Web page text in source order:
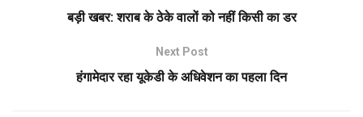
बड़ी खबर: शराब के ठेके वालों को नहीं किसी का डर
Next Post
हंगामेदार रहा यूकेडी के अधिवेशन का पहला दिन